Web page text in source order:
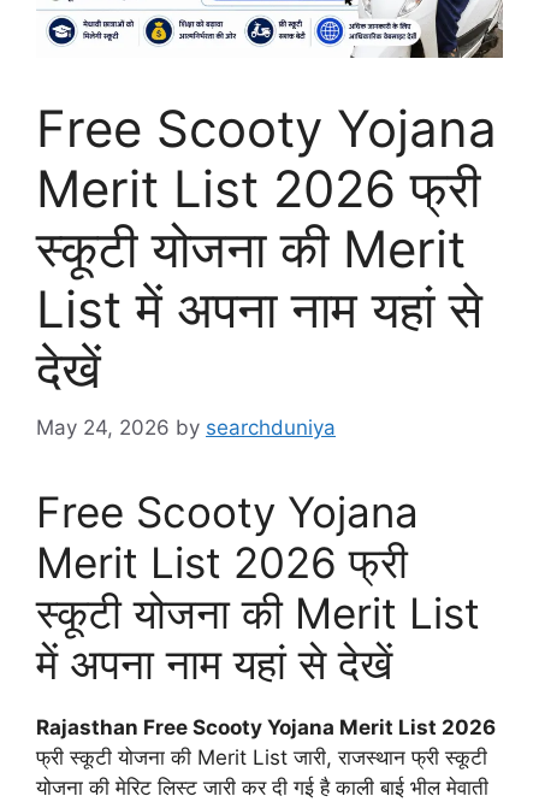
Free Scooty Yojana
Merit List 2026 फ्री
स्कूटी योजना की Merit
List में अपना नाम यहां से
देखें
May 24, 2026 by searchduniya
Free Scooty Yojana
Merit List 2026 फ्री
स्कूटी योजना की Merit List
में अपना नाम यहां से देखें
Rajasthan Free Scooty Yojana Merit List 2026
फ्री स्कूटी योजना की Merit List जारी, राजस्थान फ्री स्कूटी
योजना की मेरिट लिस्ट जारी कर दी गई है काली बाई भील मेवाती